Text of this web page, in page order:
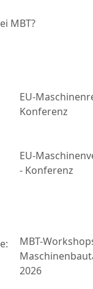
MBT?
EU-
Konferenz
EU-
- Konferenz
MBT-
2026